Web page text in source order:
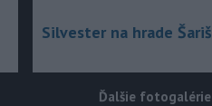
Silvester na hrade Šariš
Ďalšie fotogalérie